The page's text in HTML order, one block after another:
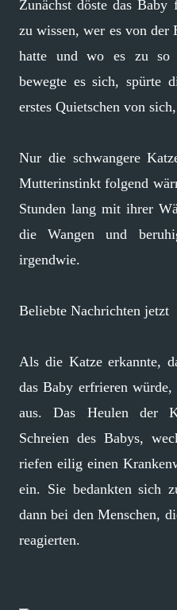
Zunächst döste das
zu wissen, wer es von der
hatte und wo es zu so
bewegte es sich, spürte
erstes Quietschen von
Nur die schwangere
Mutterinstinkt folgend
Stunden lang mit ihrer
die Wangen und
irgendwie.
Beliebte Nachrichten jetzt
Als die Katze erkannte,
das Baby erfrieren
aus. Das Heulen der
Schreien des Babys,
riefen eilig einen
ein. Sie bedankten sich
dann bei den Menschen,
reagierten.